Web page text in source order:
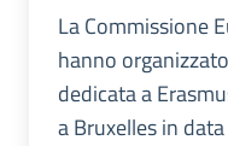
La Commissione
hanno
dedicata a
a Bruxelles in